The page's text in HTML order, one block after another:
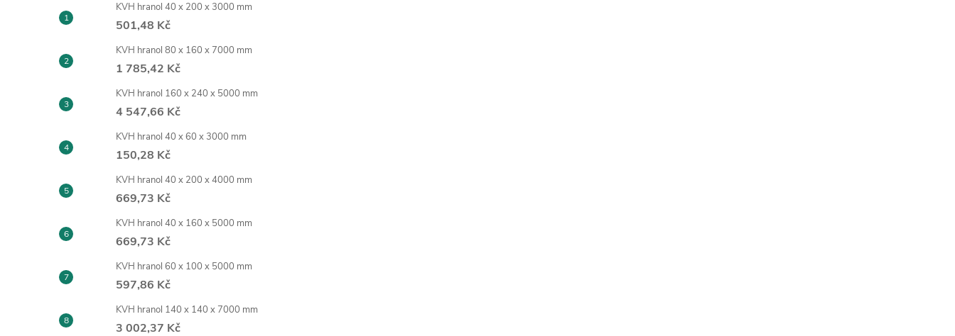
KVH hranol 40 x 200 x 3000 mm
501,48 Kč
KVH hranol 80 x 160 x 7000 mm
1 785,42 Kč
KVH hranol 160 x 240 x 5000 mm
4 547,66 Kč
KVH hranol 40 x 60 x 3000 mm
150,28 Kč
KVH hranol 40 x 200 x 4000 mm
669,73 Kč
KVH hranol 40 x 160 x 5000 mm
669,73 Kč
KVH hranol 60 x 100 x 5000 mm
597,86 Kč
KVH hranol 140 x 140 x 7000 mm
3 002,37 Kč